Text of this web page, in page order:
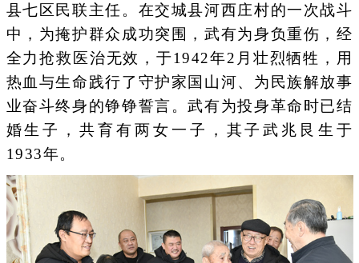
县七区民联主任。在交城县河西庄村的一次战斗
中，为掩护群众成功突围，武有为身负重伤，经
全力抢救医治无效，于1942年2月壮烈牺牲，用
热血与生命践行了守护家国山河、为民族解放事
业奋斗终身的铮铮誓言。武有为投身革命时已结
婚生子，共育有两女一子，其子武兆艮生于
1933年。